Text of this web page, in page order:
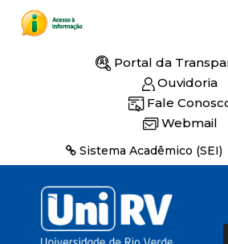
Portal da
Ouvidoria
Fale
Webmail
Sistema Acadêmico (SEI)